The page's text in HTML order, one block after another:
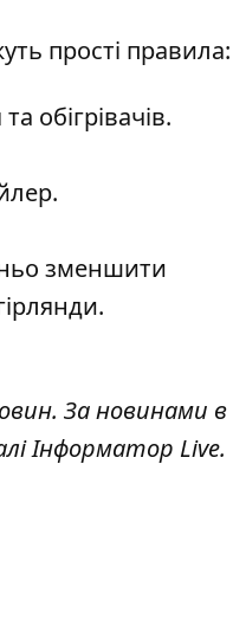
прості правила:
обігрівачів.
зменшити
За новинами в
Інформатор Live.